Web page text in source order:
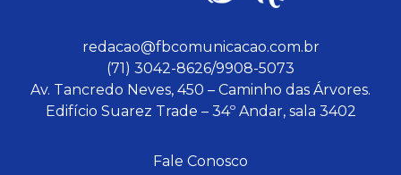
redacao@fbcomunicacao.com.br
(71) 3042-8626/9908-5073
Av. Tancredo Neves, 450 – Caminho das Árvores.
Edifício Suarez Trade – 34º Andar, sala 3402
Fale Conosco